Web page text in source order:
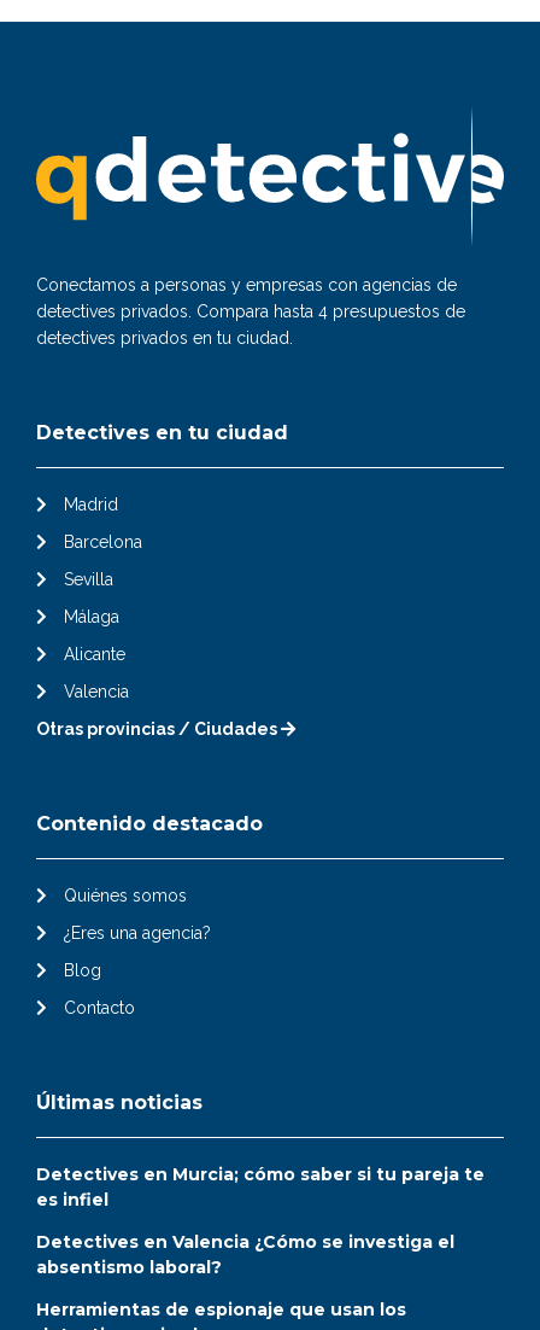
Conectamos a personas y empresas con agencias de
detectives privados. Compara hasta 4 presupuestos de
detectives privados en tu ciudad.
Detectives en tu ciudad
Madrid
Barcelona
Sevilla
Málaga
Alicante
Valencia
Otras provincias / Ciudades
Contenido destacado
Quiénes somos
¿Eres una agencia?
Blog
Contacto
Últimas noticias
Detectives en Murcia; cómo saber si tu pareja te
es infiel
Detectives en Valencia ¿Cómo se investiga el
absentismo laboral?
Herramientas de espionaje que usan los